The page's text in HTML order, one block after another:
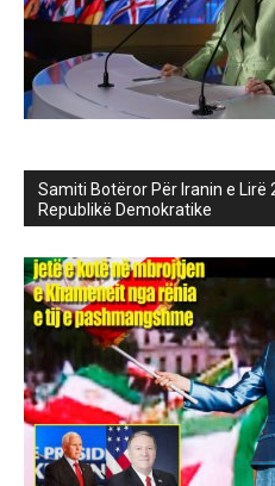
Samiti Botëror Për Iranin e Lirë
Republikë Demokratike